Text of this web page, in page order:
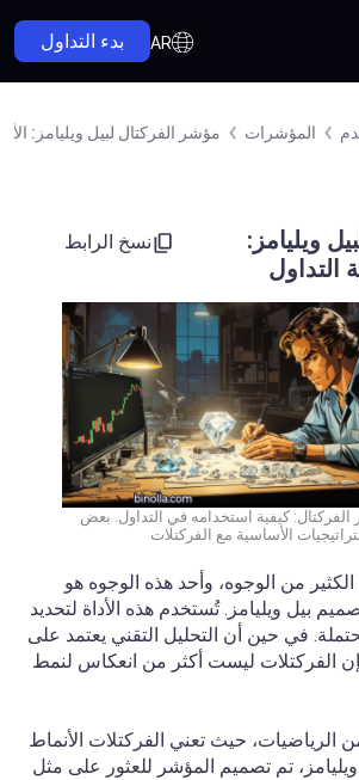
AR بدء التداول
المؤشرات
مؤشر الفركتال لبيل ويليامز:
ويليامز:
التداول
نسخ الرابط
كيفية استخدامه في التداول. بعض
الأساسية مع الفركتلات
الكثير من الوجوه، وأحد هذه الوجوه هو
بيل ويليامز. تُستخدم هذه الأداة لتحديد
في حين أن التحليل التقني يعتمد على
الفركتلات ليست أكثر من انعكاس لنمط
الرياضيات، حيث تعني الفركتلات الأنماط
ويليامز، تم تصميم المؤشر للعثور على مثل